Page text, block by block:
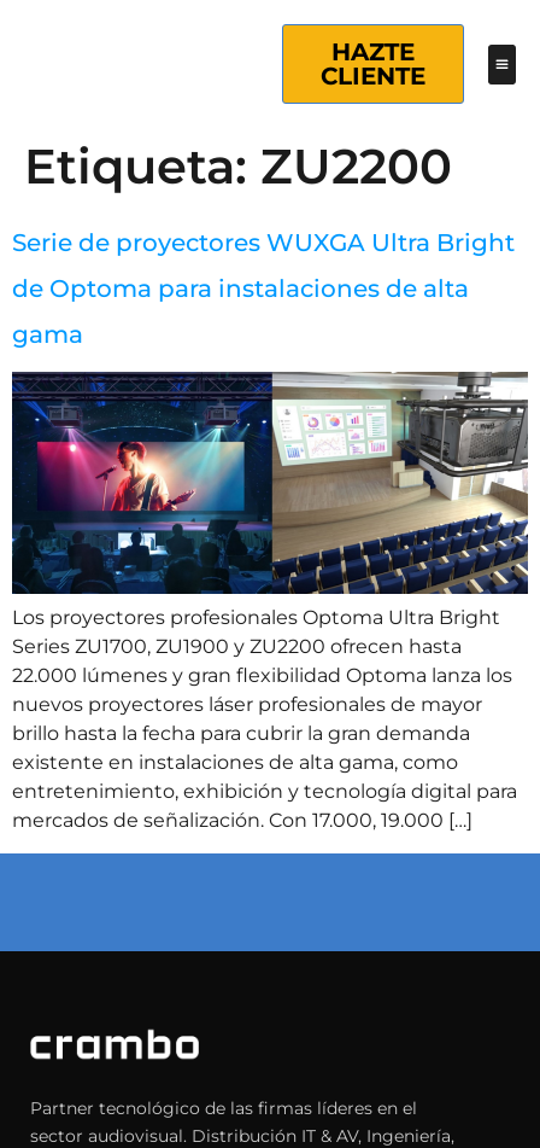
HAZTE
CLIENTE
Etiqueta: ZU2200
Serie de proyectores WUXGA Ultra Bright
de Optoma para instalaciones de alta
gama
Los proyectores profesionales Optoma Ultra Bright
Series ZU1700, ZU1900 y ZU2200 ofrecen hasta
22.000 lúmenes y gran flexibilidad Optoma lanza los
nuevos proyectores láser profesionales de mayor
brillo hasta la fecha para cubrir la gran demanda
existente en instalaciones de alta gama, como
entretenimiento, exhibición y tecnología digital para
mercados de señalización. Con 17.000, 19.000 […]
Partner tecnológico de las firmas líderes en el
sector audiovisual. Distribución IT & AV, Ingeniería,